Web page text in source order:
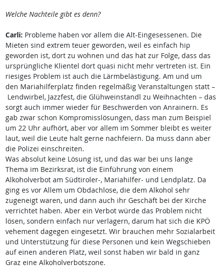
Welche Nachteile gibt es denn?
Carli: Probleme haben vor allem die Alt-Eingesessenen. Die
Mieten sind extrem teuer geworden, weil es einfach hip
geworden ist, dort zu wohnen und das hat zur Folge, dass das
ursprüngliche Klientel dort quasi nicht mehr vertreten ist. Ein
riesiges Problem ist auch die Lärmbelästigung. Am und um
den Mariahilferplatz finden regelmäßig Veranstaltungen statt –
Lendwirbel, Jazzfest, die Glühweinstandl zu Weihnachten – das
sorgt auch immer wieder für Beschwerden von Anrainern. Es
gab zwar schon Kompromisslösungen, dass man zum Beispiel
um 22 Uhr aufhört, aber vor allem im Sommer bleibt es weiter
laut, weil die Leute halt gerne nachfeiern. Da muss dann aber
die Polizei einschreiten.
Was absolut keine Lösung ist, und das war bei uns lange
Thema im Bezirksrat, ist die Einführung von einem
Alkoholverbot am Südtiroler-, Mariahilfer- und Lendplatz. Da
ging es vor Allem um Obdachlose, die dem Alkohol sehr
zugeneigt waren, und dann auch ihr Geschäft bei der Kirche
verrichtet haben. Aber ein Verbot würde das Problem nicht
lösen, sondern einfach nur verlagern, darum hat sich die KPÖ
vehement dagegen eingesetzt. Wir brauchen mehr Sozialarbeit
und Unterstützung für diese Personen und kein Wegschieben
auf einen anderen Platz, weil sonst haben wir bald in ganz
Graz eine Alkoholverbotszone.